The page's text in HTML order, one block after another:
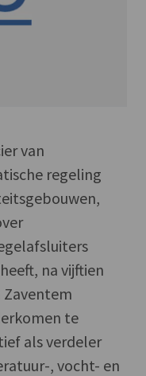
van
regeling
na vijftien
te
als verdeler
, vocht- en